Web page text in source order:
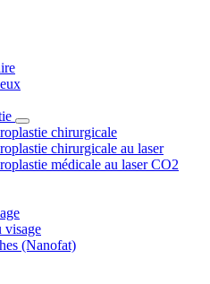
chirurgicale
chirurgicale au laser
médicale au laser CO2
(Nanofat)